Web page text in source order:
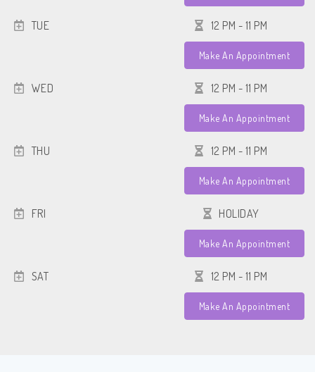
TUE 12 PM - 11 PM
Make An Appointment
WED 12 PM - 11 PM
Make An Appointment
THU 12 PM - 11 PM
Make An Appointment
FRI HOLIDAY
Make An Appointment
SAT 12 PM - 11 PM
Make An Appointment